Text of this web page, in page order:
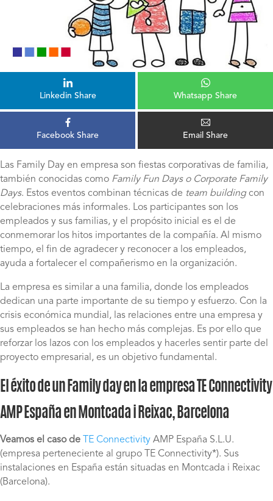
Linkedin Share Whatsapp Share
Facebook Share Email Share
Las Family Day en empresa son fiestas corporativas de familia,
también conocidas como Family Fun Days o Corporate Family
Days. Estos eventos combinan técnicas de team buildingcon
celebraciones más informales. Los participantes son los
empleados y sus familias, y el propósito inicial es el de
conmemorar los hitos importantes de la compañía. Al mismo
tiempo, el fin de agradecer y reconocer a los empleados,
ayuda a fortalecer el compañerismo en la organización.
La empresa es similar a una familia, donde los empleados
dedican una parte importante de su tiempo y esfuerzo. Con la
crisis económica mundial, las relaciones entre una empresa y
sus empleados se han hecho más complejas. Es por ello que
reforzar los lazos con los empleados y hacerles sentir parte del
proyecto empresarial, es un objetivo fundamental.
El éxito de un Family day en la empresa TE Connectivity
AMP España en Montcada i Reixac, Barcelona
Veamos el caso de TE Connectivity AMP España S.L.U.
(empresa perteneciente al grupo TE Connectivity*). Sus
instalaciones en España están situadas en Montcada i Reixac
(Barcelona).